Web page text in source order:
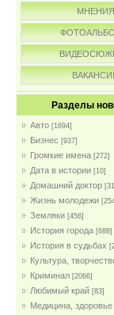
МНЕНИЯ
Разделы
Авто [1694]
Бизнес [937]
Громкие имена [272]
Дата в истории [10]
Домашний доктор
Жизнь молодежи
Земляки [456]
История города [688]
История в судьбах
Культура,
Криминал [2066]
Любимый край [83]
Медицина, здоровье